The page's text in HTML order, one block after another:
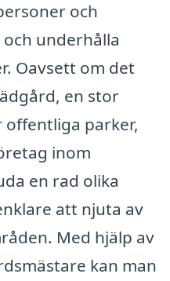
och
underhålla
Oavsett om det
en stor
parker,
inom
en rad olika
att njuta av
Med hjälp av
kan man